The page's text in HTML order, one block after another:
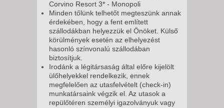
Corvino Resort 3* - Monopoli
Minden tőlünk telhetőt megteszünk annak
érdekében, hogy a fent említett
szállodákban helyezzük el Önöket. Külső
körülmények esetén az elhelyezést
hasonló színvonalú szállodában
biztosítjuk.
Irodánk a légitársaság által előre kijelölt
ülőhelyekkel rendelkezik, ennek
megfelelően az utasfelvételt (check-in)
munkatársaink végzik el. Az utasok a
repülőtéren személyi igazolványuk vagy